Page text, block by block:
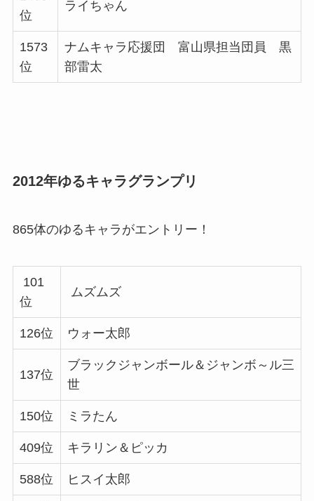
位
ライちゃん
1573
位
ナムキャラ応援団 富山県担当団員 黒
部雷太
2012年ゆるキャラグランプリ
865体のゆるキャラがエントリー！
101
位
ムズムズ
126位 ウォー太郎
137位
ブラックジャンボール＆ジャンボ～ル三
世
150位 ミラたん
409位 キラリン＆ピッカ
588位 ヒスイ太郎